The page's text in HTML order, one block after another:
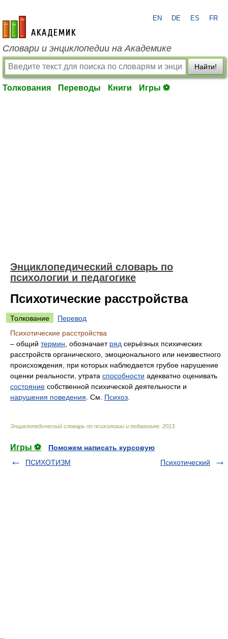
academic.ru
EN DE ES FR
Словари и энциклопедии на Академике
Найти!
Толкования Переводы Книги Игры ⚽
Энциклопедический словарь по
психологии и педагогике
Психотические расстройства
Толкование
Перевод
Психотические расстройства
– общий термин , обозначает ряд серьёзных психических
расстройств органического, эмоционального или неизвестного
происхождения, при которых наблюдается грубое нарушение
оценки реальности, утрата способности адекватно оценивать
состояние собственной психической деятельности и
нарушения поведения . См. Психоз
Энциклопедический словарь по психологии и педагогике 2013
Игры ⚽
Поможем написать курсовую
ПСИХОТИЗМ
Психотический